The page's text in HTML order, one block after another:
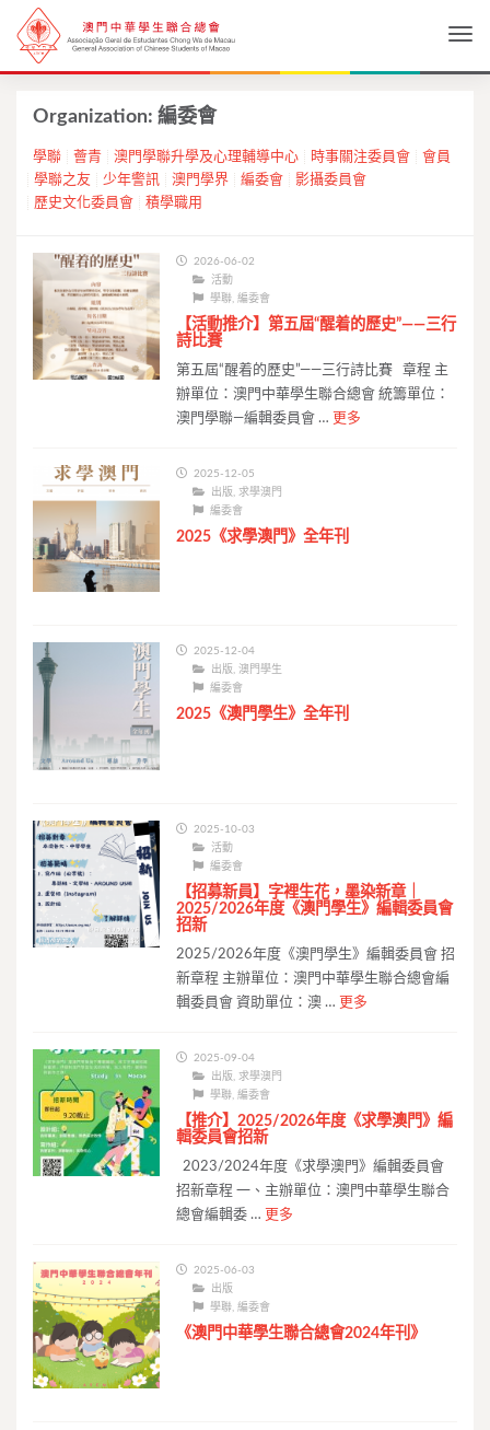
Organization: 編委會
學聯 薈青 澳門學聯升學及心理輔導中心 時事關注委員會
會員
學聯之友
少年警訊 澳門學界 編委會
影攝委員會
歷史文化委員會
積學職用
2026-06-02
活動
學聯,編委會
【活動推介】第五屆“醒着的歷史”——三行
詩比賽
第五屆“醒着的歷史”——三行詩比賽 章程 主
辦單位：澳門中華學生聯合總會 統籌單位：
澳門學聯—編輯委員會 … 更多
2025-12-05
出版 ,求學澳門
編委會
2025《求學澳門》全年刊
2025-12-04
出版 ,澳門學生
編委會
2025《澳門學生》全年刊
2025-10-03
活動
編委會
【招募新員】字裡生花，墨染新章｜
2025/2026年度《澳門學生》編輯委員會
招新
2025/2026年度《澳門學生》編輯委員會 招
新章程 主辦單位：澳門中華學生聯合總會編
輯委員會 資助單位：澳 … 更多
2025-09-04
出版
求學澳門
學聯 ,編委會
【推介】2025/2026年度《求學澳門》編
輯委員會招新
2023/2024年度《求學澳門》編輯委員會
招新章程 一、主辦單位：澳門中華學生聯合
總會編輯委 … 更多
2025-06-03
出版
學聯 ,編委會
《澳門中華學生聯合總會2024年刊》